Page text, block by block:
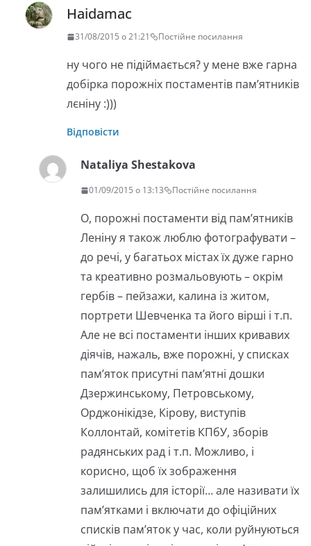
Haidamac
31/08/2015 о 21:21 Постійне посилання
ну чого не підіймається? у мене вже гарна
добірка порожніх постаментів пам’ятників
лєніну :)))
Відповісти
Nataliya Shestakova
01/09/2015 о 13:13 Постійне посилання
О, порожні постаменти від пам’ятників
Леніну я також люблю фотографувати –
до речі, у багатьох містах їх дуже гарно
та креативно розмальовують – окрім
гербів – пейзажи, калина із житом,
портрети Шевченка та його вірші і т.п.
Але не всі постаменти інших кривавих
діячів, нажаль, вже порожні, у списках
пам’яток присутні пам’ятні дошки
Дзержинському, Петровському,
Орджонікідзе, Кірову, виступів
Коллонтай, комітетів КПбУ, зборів
радянських рад і т.п. Можливо, і
корисно, щоб їх зображення
залишились для історії… але називати їх
пам’ятками і включати до офіційних
списків пам’яток у час, коли руйнуються